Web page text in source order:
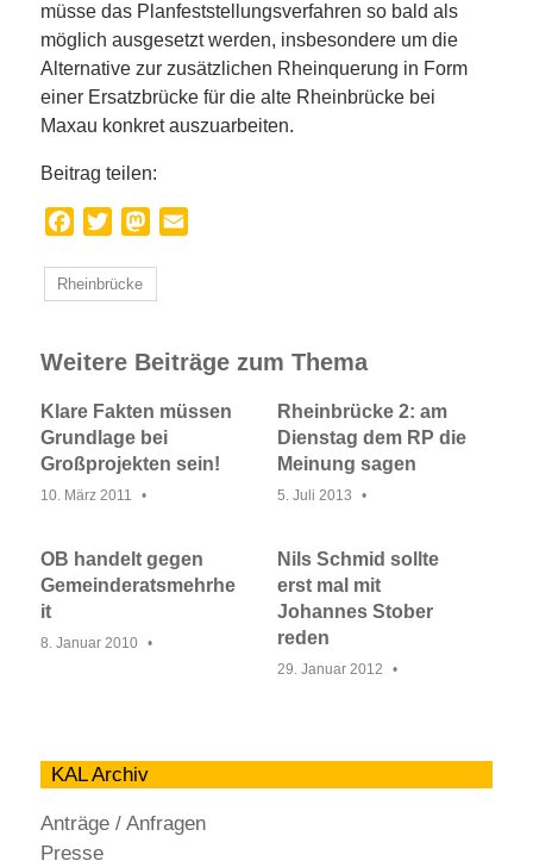
müsse das Planfeststellungsverfahren so bald als
möglich ausgesetzt werden, insbesondere um die
Alternative zur zusätzlichen Rheinquerung in Form
einer Ersatzbrücke für die alte Rheinbrücke bei
Maxau konkret auszuarbeiten.
Beitrag teilen:
Facebook
TwitterMastodon
Rheinbrücke
Weitere Beiträge zum Thema
Klare Fakten müssen
Grundlage bei
Großprojekten sein!
10. März 2011
Rheinbrücke 2: am
Dienstag dem RP die
Meinung sagen
5. Juli 2013
OB handelt gegen
Gemeinderatsmehrhe
it
8. Januar 2010
Nils Schmid sollte
erst mal mit
Johannes Stober
reden
29. Januar 2012
KAL Archiv
Anträge / Anfragen
Presse